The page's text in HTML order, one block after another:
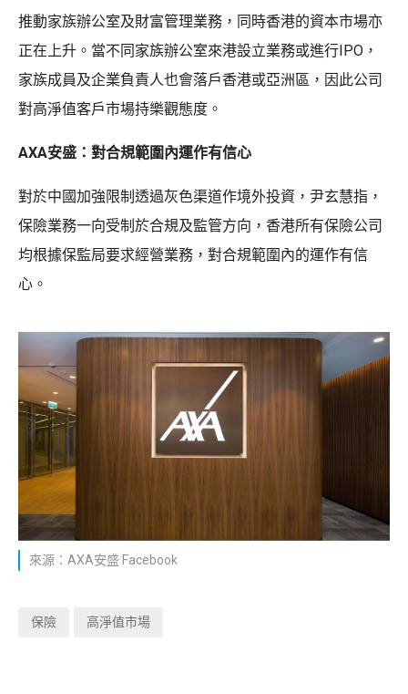
推動家族辦公室及財富管理業務，同時香港的資本市場亦
正在上升。當不同家族辦公室來港設立業務或進行IPO，
家族成員及企業負責人也會落戶香港或亞洲區，因此公司
對高淨值客戶市場持樂觀態度。
AXA安盛：對合規範圍內運作有信心
對於中國加強限制透過灰色渠道作境外投資，尹玄慧指，
保險業務一向受制於合規及監管方向，香港所有保險公司
均根據保監局要求經營業務，對合規範圍內的運作有信
心。
來源：AXA安盛 Facebook
保險 高淨值市場